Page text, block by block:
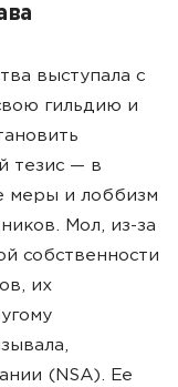
выступала с
гильдию и
тезис — в
меры и лоббизм
Мол, из-за
собственности
их
(NSA). Ее